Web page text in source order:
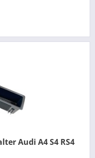
Audi A4 S4 RS4